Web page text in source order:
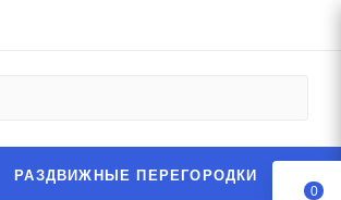
РАЗДВИЖНЫЕ ПЕРЕГОРОДКИ
0